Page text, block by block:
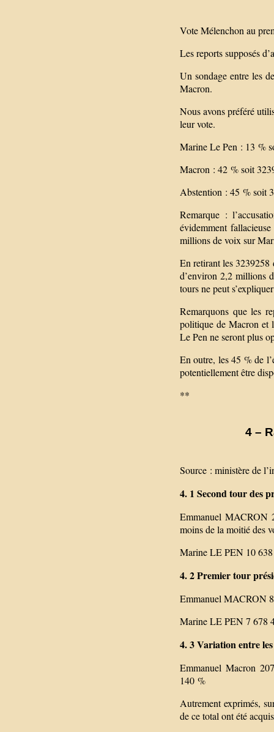
Vote Mélenchon au
Les reports supposés
Un sondage entre les
Macron.
Nous avons préféré
leur vote.
Marine Le Pen : 13 %
Macron : 42 % soit
Abstention : 45 % soit
Remarque :
évidemment
millions de voix sur
En retirant les 3239258
d’environ 2,2 millions
tours ne peut
Remarquons que les
politique de Macron et
Le Pen ne seront plus
En outre, les 45 % de
potentiellement être
**
4 –
Source : ministère de
4. 1 Second tour des
Emmanuel MACRON
moins de la moitié des
Marine LE PEN 10
4. 2 Premier tour
Emmanuel MACRON
Marine LE PEN 7 678
4. 3 Variation entre
Emmanuel Macron
140 %
Autrement exprimés,
de ce total ont été